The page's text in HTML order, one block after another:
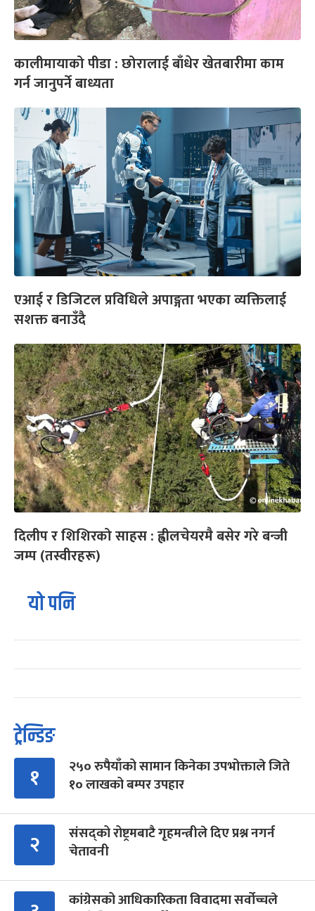
कालीमायाको पीडा : छोरालाई बाँधेर खेतबारीमा काम
गर्न जानुपर्ने बाध्यता
एआई र डिजिटल प्रविधिले अपाङ्गता भएका व्यक्तिलाई
सशक्त बनाउँदै
दिलीप र शिशिरको साहस : ह्वीलचेयरमै बसेर गरे बन्जी
जम्प (तस्वीरहरू)
यो पनि
ट्रेन्डिङ
१
२५० रुपैयाँको सामान किनेका उपभोक्ताले जिते
१० लाखको बम्पर उपहार
२
संसद्को रोष्ट्रमबाटै गृहमन्त्रीले दिए प्रश्न नगर्न
चेतावनी
कांग्रेसको आधिकारिकता विवादमा सर्वोच्चले